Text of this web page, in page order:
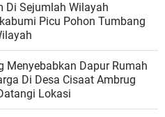
Di Sejumlah Wilayah
Menyebabkan Dapur Rumah
Di Desa Cisaat Ambrug
Lokasi